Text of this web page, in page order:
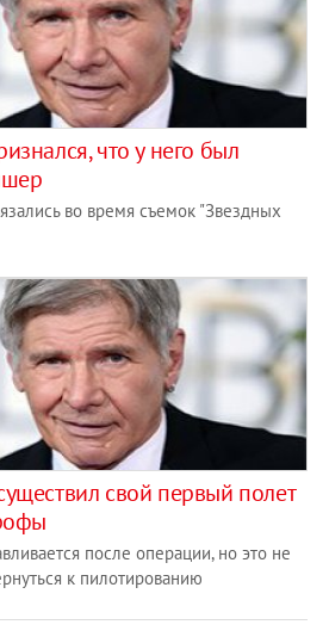
что у него был
во время съемок "Звездных
свой первый полет
после операции, но это не
к пилотированию